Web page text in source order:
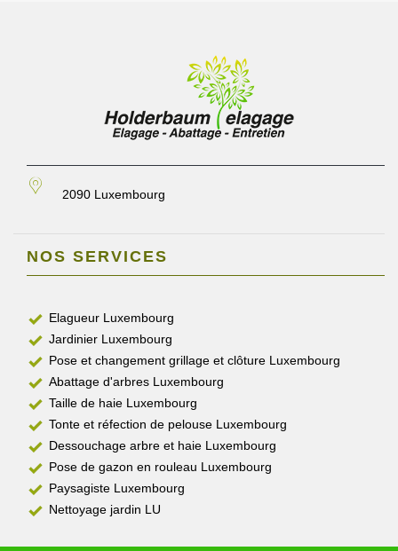
2090 Luxembourg
NOS SERVICES
Elagueur Luxembourg
Jardinier Luxembourg
Pose et changement grillage et clôture Luxembourg
Abattage d'arbres Luxembourg
Taille de haie Luxembourg
Tonte et réfection de pelouse Luxembourg
Dessouchage arbre et haie Luxembourg
Pose de gazon en rouleau Luxembourg
Paysagiste Luxembourg
Nettoyage jardin LU